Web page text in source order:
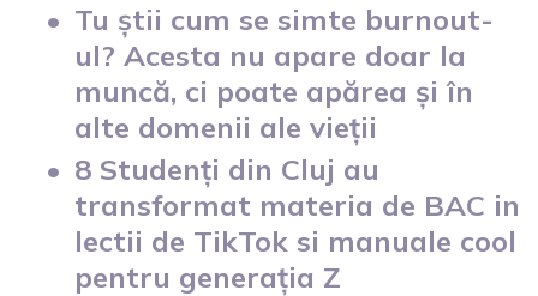
Tu știi cum se simte burnout-
ul? Acesta nu apare doar la
muncă, ci poate apărea și în
alte domenii ale vieții
8 Studenți din Cluj au
transformat materia de BAC in
lectii de TikTok si manuale cool
pentru generația Z